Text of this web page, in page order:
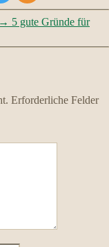
→ 5 gute Gründe für
Erforderliche Felder